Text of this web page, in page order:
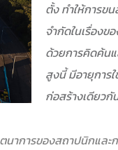
ตั้ง ทำให้การข
จำกัดในเรื่อง
ด้วยการคิดค้นแ
สูงนี้ มีอายุการ
ก่อสร้างเดียวกั
นาการของสถาปนิกแ